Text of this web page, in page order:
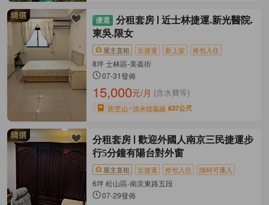
分租套房
近士林捷運.新光醫院.
東吳.限女
屋主直租 近捷運 新上架 拎包入住
8坪 士林區-美崙街
07-31發佈
15,000元/月 (含水費等)
距芝山 淡水信義線 637公尺
分租套房
歡迎外國人南京三民捷運步
行5分鐘有陽台對外窗
屋主直租 近捷運 拎包入住 隨時可遷入
6坪 松山區-南京東路五段
07-29發佈